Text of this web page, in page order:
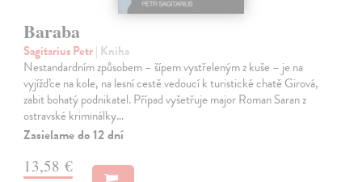
Baraba
Sagitarius Petr| Kniha
Nestandardním způsobem – šípem vystřeleným z kuše – je na
vyjížďce na kole, na lesní cestě vedoucí k turistické chatě Girová,
zabit bohatý podnikatel. Případ vyšetřuje major Roman Saran z
ostravské kriminálky…
Zasielame do 12 dní
13,58 €